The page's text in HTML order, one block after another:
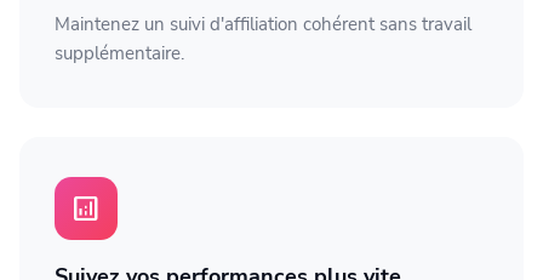
Maintenez un suivi d'affiliation cohérent sans travail
supplémentaire.
analytics